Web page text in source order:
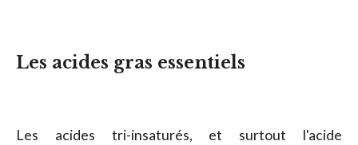
Les acides gras essentiels
Les acides tri-insaturés, et surtout l'acide